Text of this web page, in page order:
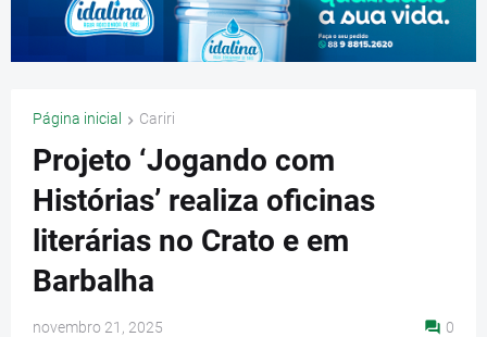
Página inicial Cariri
Projeto ‘Jogando com
Histórias’ realiza oficinas
literárias no Crato e em
Barbalha
novembro 21, 2025 0